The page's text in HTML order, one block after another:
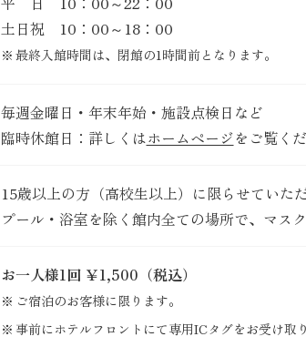
土日祝 10：00～18：00
最終入館時間は、閉館の1時間前となります。
毎週金曜日・年末年始・施設点検日など
臨時休館日：詳しくはホームページをご覧く
15歳以上の方（高校生以上）に限らせていた
プール・浴室を除く館内全ての場所で、マス
お一人様1回 ￥1,500（税込）
ご宿泊のお客様に限ります。
事前にホテルフロントにて専用ICタグをお受け取